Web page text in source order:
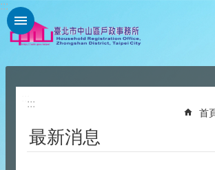
跳到主要內容區塊
:::
:::
首
最新消息